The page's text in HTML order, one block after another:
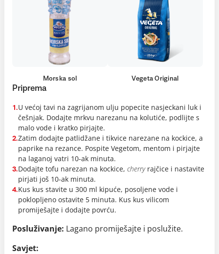
Morska sol Vegeta Original
Priprema
1.U većoj tavi na zagrijanom ulju popecite nasjeckani luk i
češnjak. Dodajte mrkvu narezanu na kolutiće, podlijte s
malo vode i kratko pirjajte.
2.Zatim dodajte patlidžane i tikvice narezane na kockice, a
paprike na rezance. Pospite Vegetom, mentom i pirjajte
na laganoj vatri 10-ak minuta.
3.Dodajte tofu narezan na kockice, cherryrajčice i nastavite
pirjati još 10-ak minuta.
4.Kus kus stavite u 300 ml kipuće, posoljene vode i
poklopljeno ostavite 5 minuta. Kus kus vilicom
promiješajte i dodajte povrću.
Posluživanje: Lagano promiješajte i poslužite.
Savjet: